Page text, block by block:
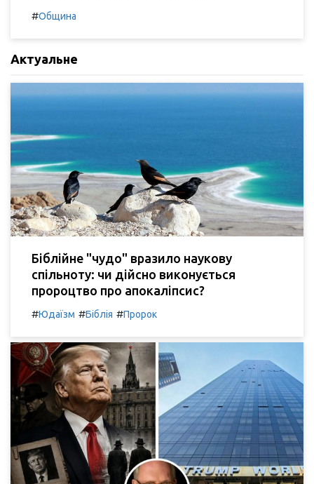
#Община
Актуальне
Біблійне "чудо" вразило наукову
спільноту: чи дійсно виконується
пророцтво про апокаліпсис?
#Юдаїзм #Біблія #Пророк